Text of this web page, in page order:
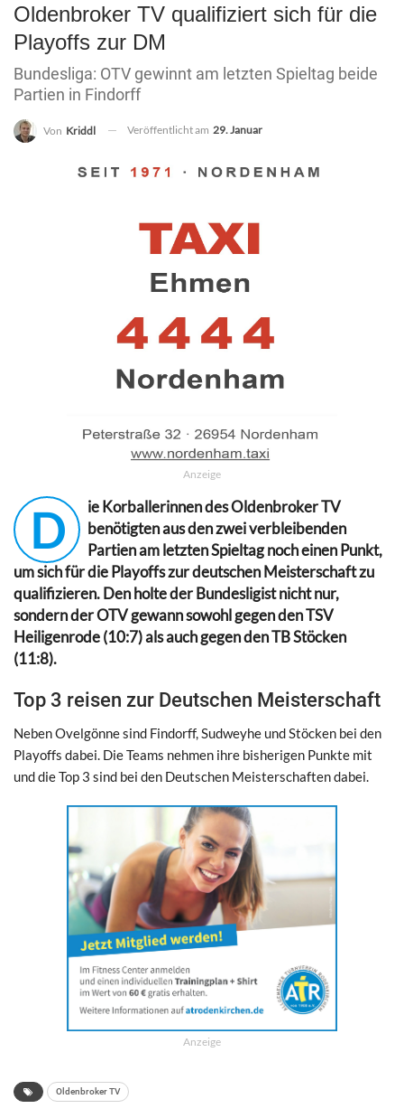
Oldenbroker TV qualifiziert sich für die
Playoffs zur DM
Bundesliga: OTV gewinnt am letzten Spieltag beide
Partien in Findorff
Von Kriddl Veröffentlicht am 29. Januar
Anzeige
D
ie Korballerinnen des Oldenbroker TV
benötigten aus den zwei verbleibenden
Partien am letzten Spieltag noch einen Punkt,
um sich für die Playoffs zur deutschen Meisterschaft zu
qualifizieren. Den holte der Bundesligist nicht nur,
sondern der OTV gewann sowohl gegen den TSV
Heiligenrode (10:7) als auch gegen den TB Stöcken
(11:8).
Top 3 reisen zur Deutschen Meisterschaft
Neben Ovelgönne sind Findorff, Sudweyhe und Stöcken bei den
Playoffs dabei. Die Teams nehmen ihre bisherigen Punkte mit
und die Top 3 sind bei den Deutschen Meisterschaften dabei.
Anzeige
Oldenbroker TV